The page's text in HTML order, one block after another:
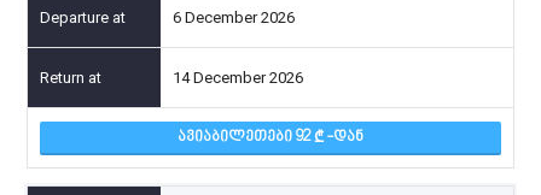
6 December 2026
14 December 2026
ᲐᲕᲘᲐᲑᲘᲚᲔᲗᲔᲑᲘ 92 -ᲓᲐᲜ